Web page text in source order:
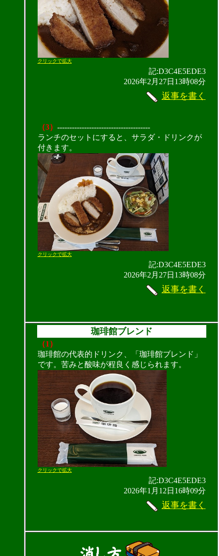
クリックで拡大
記:D3C4E5EDE3
2026年2月27日13時08分
返事を書く
（3） --------------------------------------
ランチのセットにすると、サラダ・ドリンクが
付きます。
クリックで拡大
記:D3C4E5EDE3
2026年2月27日13時08分
返事を書く
珈琲館ブレンド
（1）
珈琲館の代表的ドリンク、「珈琲館ブレンド」
です。苦みと酸味が程良く感じられます。
クリックで拡大
記:D3C4E5EDE3
2026年1月12日16時09分
返事を書く